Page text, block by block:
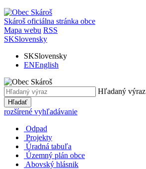
Skároš oficiálna stránka obce
Mapa webu RSS
SKSlovensky
SKSlovensky
ENEnglish
Hľadaný výraz
Hľadať
rozšírené vyhľadávanie
Odpad
Projekty
Úradná tabuľa
Územný plán obce
Abovský hlásnik